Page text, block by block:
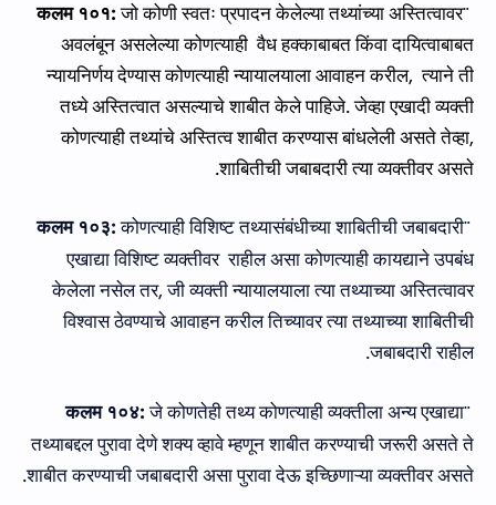
¨
कलम १०१:जो कोणी स्वतः प्रपादन केलेल्या तथ्यांच्या अस्तित्वावर
अवलंबून असलेल्या कोणत्याही वैध हक्काबाबतकिंवादायित्वाबाबत
न्यायनिर्णय देण्यास कोणत्याही न्यायालयाला आवाहन करील, त्याने ती
तध्ये अस्तित्वात असल्याचे शाबीत केले पाहिजे. जेव्हा एखादी व्यक्ती
कोणत्याही तथ्यांचे अस्तित्व शाबीत करण्यास बांधलेली असते तेव्हा,
शाबितीची जबाबदारी त्या व्यक्तीवरअसते.
¨
कलम १०३:कोणत्याही विशिष्ट तथ्यासंबंधीच्या शाबितीची जबाबदारी
एखाद्या विशिष्ट व्यक्तीवर राहील असा कोणत्याही कायद्याने उपबंध
केलेला नसेल तर,जी व्यक्ती न्यायालयाला त्या तथ्याच्या अस्तित्वावर
विश्वास ठेवण्याचे आवाहन करील तिच्यावर त्या तथ्याच्या शाबितीची
जबाबदारी राहील.
¨
कलम १०४:जे कोणतेही तथ्य कोणत्याही व्यक्तीला अन्य एखाद्या
तथ्याबद्दल पुरावा देणे शक्य व्हावे म्हणून शाबीत करण्याची जरूरी असते ते
शाबीत करण्याची जबाबदारी असा पुरावा देऊ इच्छिणाऱ्या व्यक्तीवर असते.